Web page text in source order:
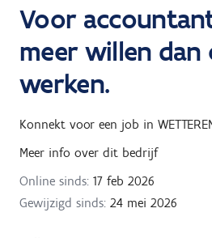
Voor
meer willen
werken.
Konnekt voor een job in
Meer info over dit bedrijf
Online sinds: 17 feb 2026
Gewijzigd sinds: 24 mei 2026